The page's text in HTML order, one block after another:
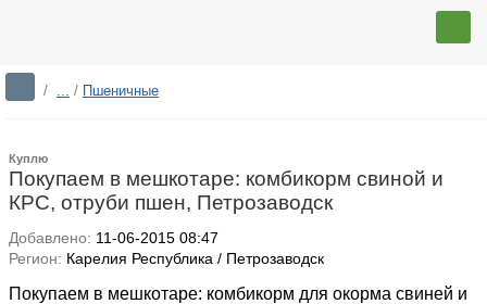
/ ... / Пшеничные
Куплю
Покупаем в мешкотаре: комбикорм свиной и
КРС, отруби пшен, Петрозаводск
Добавлено: 11-06-2015 08:47
Регион: Карелия Республика / Петрозаводск
Покупаем в мешкотаре: комбикорм для окорма свиней и